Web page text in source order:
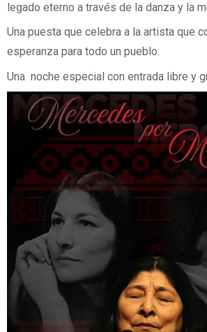
legado eterno a través de la danza y la
Una puesta que celebra a la artista que
esperanza para todo un pueblo.
Una noche especial con entrada libre y